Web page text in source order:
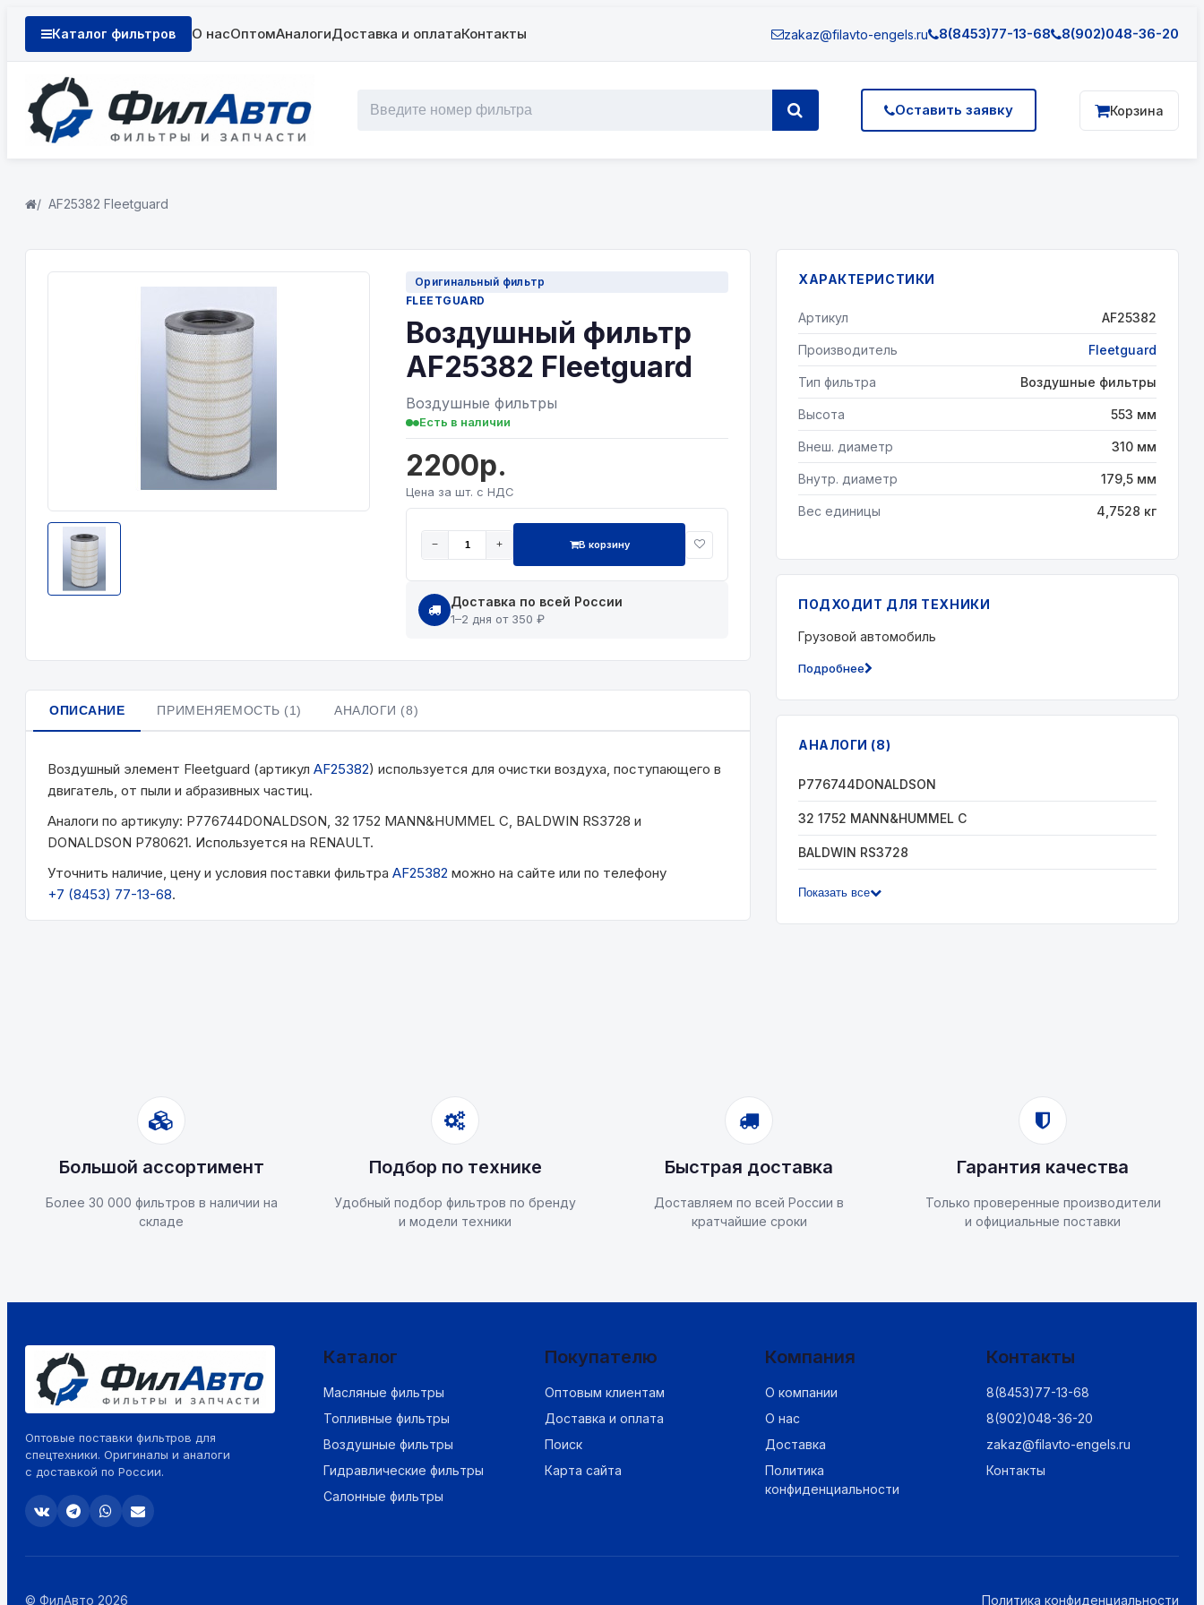
Каталог фильтров О насОптомАналогиДоставка и оплатаКонтакты zakaz@filavto-engels.ru 8(8453)77-13-68 8(902)048-36-20
Оставить заявку Корзина
AF25382 Fleetguard
Оригинальный фильтр
FLEETGUARD
Воздушный фильтр
AF25382 Fleetguard
Воздушные фильтры
Есть в наличии
2200р.
Цена за шт. с НДС
− + В корзину
Доставка по всей России
1–2 дня от 350 ₽
ОПИСАНИЕ ПРИМЕНЯЕМОСТЬ (1) АНАЛОГИ (8)
Воздушный элемент Fleetguard (артикул AF25382) используется для очистки воздуха, поступающего в
двигатель, от пыли и абразивных частиц.
Аналоги по артикулу: P776744DONALDSON, 32 1752 MANN&HUMMEL C, BALDWIN RS3728 и
DONALDSON P780621. Используется на RENAULT.
Уточнить наличие, цену и условия поставки фильтра AF25382 можно на сайте или по телефону
+7 (8453) 77-13-68.
ХАРАКТЕРИСТИКИ
Артикул AF25382
Производитель Fleetguard
Тип фильтра Воздушные фильтры
Высота 553 мм
Внеш. диаметр 310 мм
Внутр. диаметр 179,5 мм
Вес единицы 4,7528 кг
ПОДХОДИТ ДЛЯ ТЕХНИКИ
Грузовой автомобиль
Подробнее
АНАЛОГИ (8)
P776744DONALDSON
32 1752 MANN&HUMMEL C
BALDWIN RS3728
Показать все
Большой ассортимент
Более 30 000 фильтров в наличии на
складе
Подбор по технике
Удобный подбор фильтров по бренду
и модели техники
Быстрая доставка
Доставляем по всей России в
кратчайшие сроки
Гарантия качества
Только проверенные производители
и официальные поставки
Оптовые поставки фильтров для
спецтехники. Оригиналы и аналоги
с доставкой по России.
Каталог
Масляные фильтры
Топливные фильтры
Воздушные фильтры
Гидравлические фильтры
Салонные фильтры
Покупателю
Оптовым клиентам
Доставка и оплата
Поиск
Карта сайта
Компания
О компании
О нас
Доставка
Политика
конфиденциальности
Контакты
8(8453)77-13-68
8(902)048-36-20
zakaz@filavto-engels.ru
Контакты
© ФилАвто 2026 Политика конфиденциальности